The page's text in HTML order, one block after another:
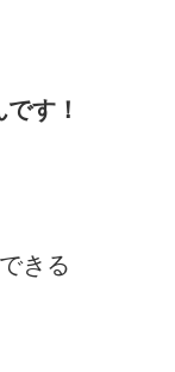
す！
きる